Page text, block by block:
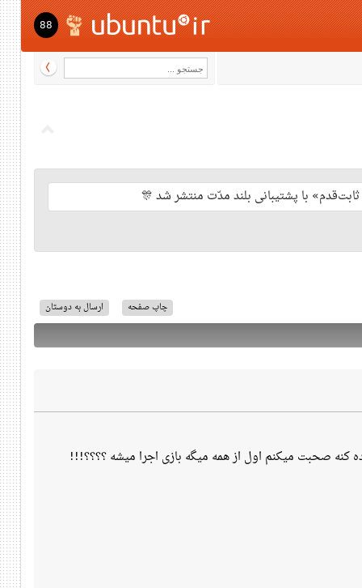
88
ارسال به دوستان چاپ صفحه
کنه صحبت میکنم اول از همه میگه بازی اجرا میشه ؟؟؟؟!!!